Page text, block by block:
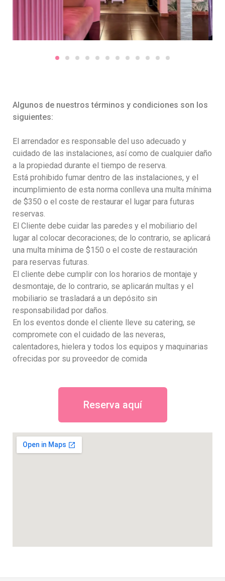
Algunos de nuestros términos y condiciones son los
siguientes:
El arrendador es responsable del uso adecuado y
cuidado de las instalaciones, así como de cualquier daño
a la propiedad durante el tiempo de reserva.
Está prohibido fumar dentro de las instalaciones, y el
incumplimiento de esta norma conlleva una multa mínima
de $350 o el coste de restaurar el lugar para futuras
reservas.
El Cliente debe cuidar las paredes y el mobiliario del
lugar al colocar decoraciones; de lo contrario, se aplicará
una multa mínima de $150 o el coste de restauración
para reservas futuras.
El cliente debe cumplir con los horarios de montaje y
desmontaje, de lo contrario, se aplicarán multas y el
mobiliario se trasladará a un depósito sin
responsabilidad por daños.
En los eventos donde el cliente lleve su catering, se
compromete con el cuidado de las neveras,
calentadores, hielera y todos los equipos y maquinarias
ofrecidas por su proveedor de comida
Reserva aquí